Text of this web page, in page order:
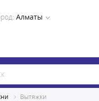
Алматы
Вытяжки